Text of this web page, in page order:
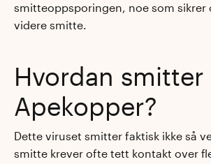
smitteoppsporingen, noe som sikrer
videre smitte.
Hvordan smitter
Apekopper?
Dette viruset smitter faktisk ikke så
smitte krever ofte tett kontakt over